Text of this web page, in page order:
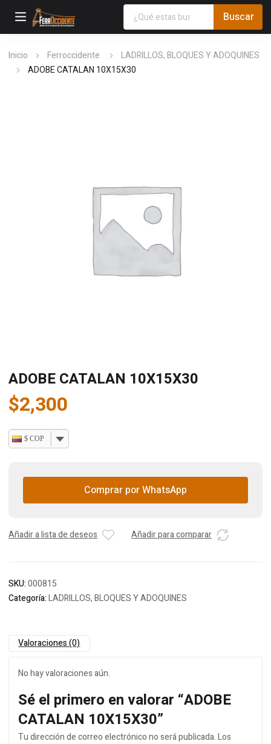
Inicio Ferroccidente
LADRILLOS, BLOQUES Y ADOQUINES
ADOBE CATALAN 10X15X30
ADOBE CATALAN 10X15X30
$2,300
$ COP
Comprar por WhatsApp
Añadir a lista de deseos Añadir para comparar
SKU:000815
Categoría:LADRILLOS, BLOQUES Y ADOQUINES
Valoraciones (0)
No hay valoraciones aún.
Sé el primero en valorar “ADOBE
CATALAN 10X15X30”
Tu dirección de correo electrónico no será publicada.Los